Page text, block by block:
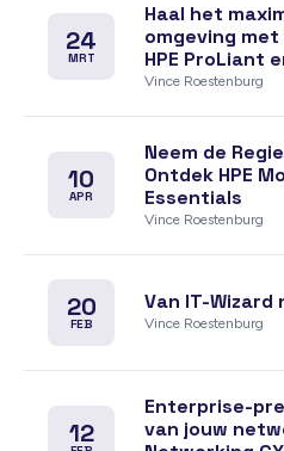
24
MRT
Haal het
omgeving
HPE ProLiant
Vince Roestenburg
10
APR
Neem de
Ontdek HPE
Essentials
Vince Roestenburg
20
FEB
Van IT-
Vince Roestenburg
12
Enterprise-
van jouw